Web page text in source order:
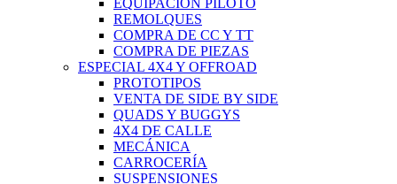
EQUIPACIÓN PILOTO
REMOLQUES
COMPRA DE CC Y TT
COMPRA DE PIEZAS
ESPECIAL 4X4 Y OFFROAD
PROTOTIPOS
VENTA DE SIDE BY SIDE
QUADS Y BUGGYS
4X4 DE CALLE
MECÁNICA
CARROCERÍA
SUSPENSIONES